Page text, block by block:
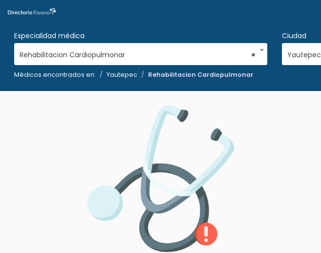
Especialidad médica
×
Rehabilitacion Cardiopulmonar
Ciudad
Yautepec
Médicos encontrados en: Yautepec Rehabilitacion Cardiopulmonar